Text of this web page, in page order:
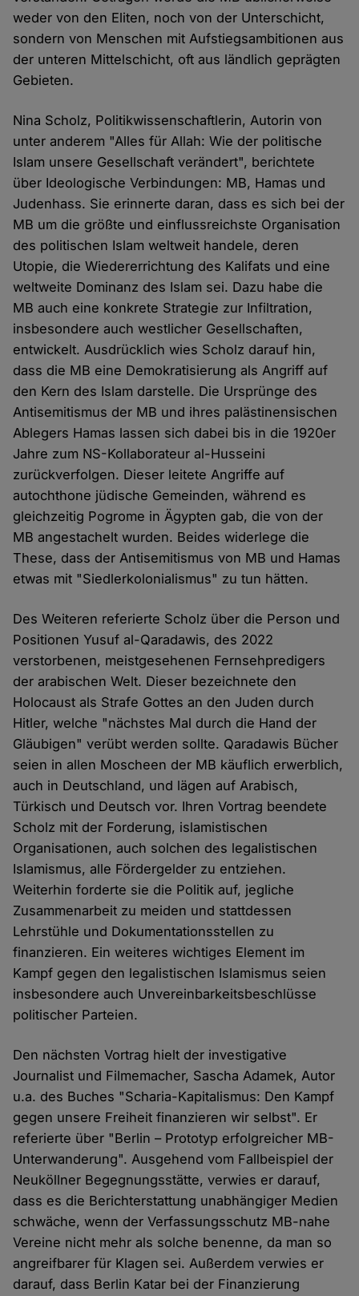
weder von den Eliten, noch von der Unterschicht,
sondern von Menschen mit Aufstiegsambitionen aus
der unteren Mittelschicht, oft aus ländlich geprägten
Gebieten.
Nina Scholz, Politikwissenschaftlerin, Autorin von
unter anderem "Alles für Allah: Wie der politische
Islam unsere Gesellschaft verändert", berichtete
über Ideologische Verbindungen: MB, Hamas und
Judenhass. Sie erinnerte daran, dass es sich bei der
MB um die größte und einflussreichste Organisation
des politischen Islam weltweit handele, deren
Utopie, die Wiedererrichtung des Kalifats und eine
weltweite Dominanz des Islam sei. Dazu habe die
MB auch eine konkrete Strategie zur Infiltration,
insbesondere auch westlicher Gesellschaften,
entwickelt. Ausdrücklich wies Scholz darauf hin,
dass die MB eine Demokratisierung als Angriff auf
den Kern des Islam darstelle. Die Ursprünge des
Antisemitismus der MB und ihres palästinensischen
Ablegers Hamas lassen sich dabei bis in die 1920er
Jahre zum NS-Kollaborateur al-Husseini
zurückverfolgen. Dieser leitete Angriffe auf
autochthone jüdische Gemeinden, während es
gleichzeitig Pogrome in Ägypten gab, die von der
MB angestachelt wurden. Beides widerlege die
These, dass der Antisemitismus von MB und Hamas
etwas mit "Siedlerkolonialismus" zu tun hätten.
Des Weiteren referierte Scholz über die Person und
Positionen Yusuf al-Qaradawis, des 2022
verstorbenen, meistgesehenen Fernsehpredigers
der arabischen Welt. Dieser bezeichnete den
Holocaust als Strafe Gottes an den Juden durch
Hitler, welche "nächstes Mal durch die Hand der
Gläubigen" verübt werden sollte. Qaradawis Bücher
seien in allen Moscheen der MB käuflich erwerblich,
auch in Deutschland, und lägen auf Arabisch,
Türkisch und Deutsch vor. Ihren Vortrag beendete
Scholz mit der Forderung, islamistischen
Organisationen, auch solchen des legalistischen
Islamismus, alle Fördergelder zu entziehen.
Weiterhin forderte sie die Politik auf, jegliche
Zusammenarbeit zu meiden und stattdessen
Lehrstühle und Dokumentationsstellen zu
finanzieren. Ein weiteres wichtiges Element im
Kampf gegen den legalistischen Islamismus seien
insbesondere auch Unvereinbarkeitsbeschlüsse
politischer Parteien.
Den nächsten Vortrag hielt der investigative
Journalist und Filmemacher, Sascha Adamek, Autor
u.a. des Buches "Scharia-Kapitalismus: Den Kampf
gegen unsere Freiheit finanzieren wir selbst". Er
referierte über "Berlin – Prototyp erfolgreicher MB-
Unterwanderung". Ausgehend vom Fallbeispiel der
Neuköllner Begegnungsstätte, verwies er darauf,
dass es die Berichterstattung unabhängiger Medien
schwäche, wenn der Verfassungsschutz MB-nahe
Vereine nicht mehr als solche benenne, da man so
angreifbarer für Klagen sei. Außerdem verwies er
darauf, dass Berlin Katar bei der Finanzierung